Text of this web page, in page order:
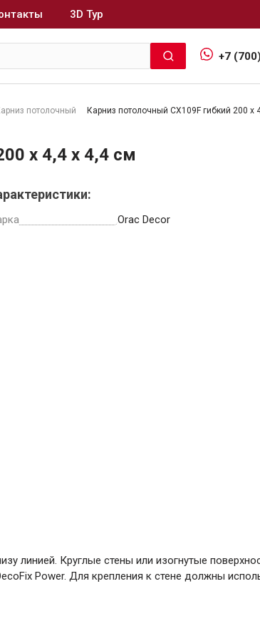
потолочный Карниз потолочный CX109F гибкий 200 x
x 4,4 x 4,4 см
Orac Decor
линией. Круглые стены или изогнутые
Power. Для крепления к стене должны
3D Тур
+7
жидкие гвозди
для бани и сауны